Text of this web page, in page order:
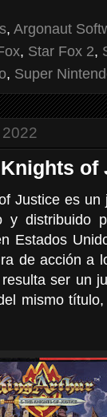
, Argonaut
, Star Fox 2,
, Super
of
Justice es
y distribuido
Estados
de acción a
ser un
mismo